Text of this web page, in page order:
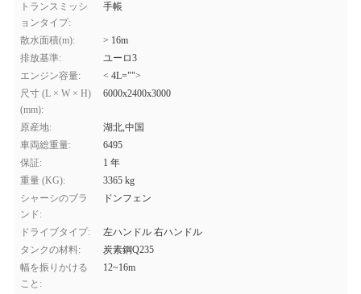
トランスミッシ
ョンタイプ:
手帳
散水面積(m):
> 16m
排放基準:
ユーロ3
エンジン容量:
< 4L="">
尺寸 (L × W × H)
(mm):
6000x2400x3000
原産地:
湖北,中国
車両総重量:
6495
保証:
1 年
重量 (KG):
3365 kg
シャーシのブラ
ンド:
ドンフェン
ドライブタイプ:
左ハンドル 右ハンドル
タンクの材料:
炭素鋼Q235
幅を振りかける
こと:
12~16m